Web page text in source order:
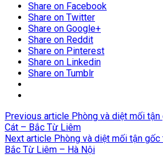
Share on Facebook
Share on Twitter
Share on Google+
Share on Reddit
Share on Pinterest
Share on Linkedin
Share on Tumblr
Previous article Phòng và diệt mối
Cát – Bắc Từ Liêm
Next article Phòng và diệt mối tận
Bắc Từ Liêm – Hà Nội